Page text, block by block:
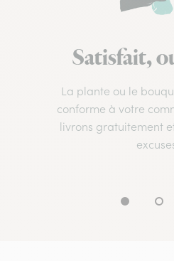
Satisfait,
La plante ou le
conforme à votre
livrons gratuitement